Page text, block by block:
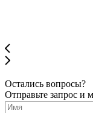
Остались вопросы?
Отправьте запрос и